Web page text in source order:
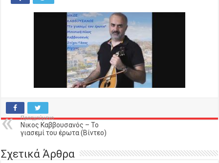
Προηγούμενο
Νικος Καββουσανός – Το
γιασεμί του έρωτα (Βίντεο)
Σχετικά Άρθρα